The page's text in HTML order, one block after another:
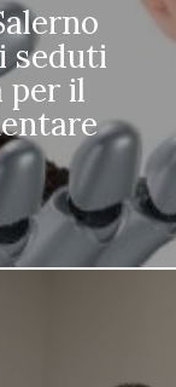
seduti
per il